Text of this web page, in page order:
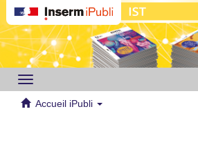
Toggle
navigation
Accueil iPubli